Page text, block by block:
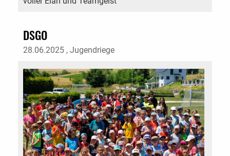
DSGO
28.06.2025 , Jugendriege